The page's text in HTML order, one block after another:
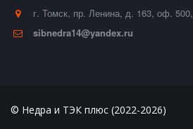
г. Томск, пр. Ленина, д. 163, оф. 500,
sibnedra14@yandex.ru
© Недра и ТЭК плюс (2022-2026)